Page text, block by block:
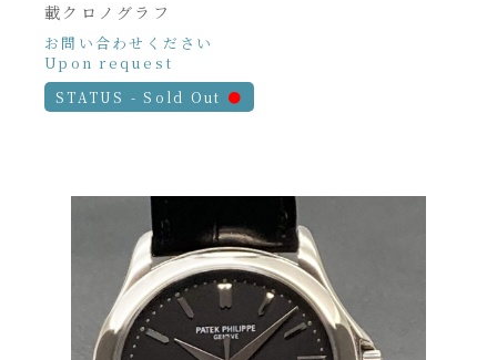
載クロノグラフ
お問い合わせください
Upon request
STATUS - Sold Out ●